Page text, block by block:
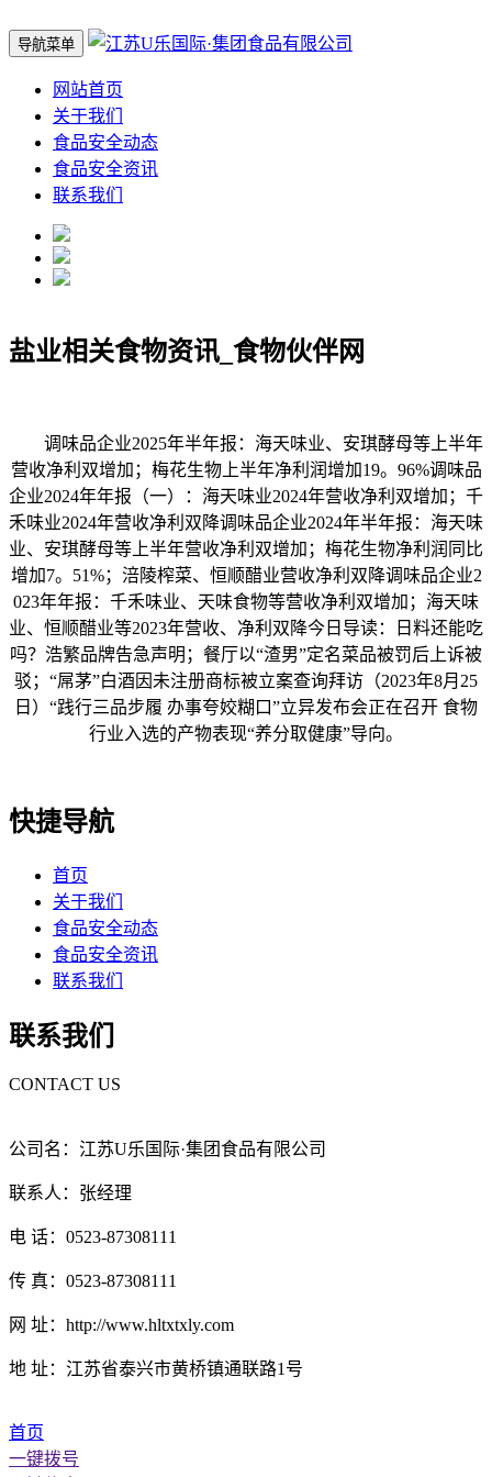
导航菜单
网站首页
关于我们
食品安全动态
食品安全资讯
联系我们
盐业相关食物资讯_食物伙伴网
调味品企业2025年半年报：海天味业、安琪酵母等上半年
营收净利双增加；梅花生物上半年净利润增加19。96%调味品
企业2024年年报（一）：海天味业2024年营收净利双增加；千
禾味业2024年营收净利双降调味品企业2024年半年报：海天味
业、安琪酵母等上半年营收净利双增加；梅花生物净利润同比
增加7。51%；涪陵榨菜、恒顺醋业营收净利双降调味品企业2
023年年报：千禾味业、天味食物等营收净利双增加；海天味
业、恒顺醋业等2023年营收、净利双降今日导读：日料还能吃
吗？浩繁品牌告急声明；餐厅以“渣男”定名菜品被罚后上诉被
驳；“屌茅”白酒因未注册商标被立案查询拜访（2023年8月25
日）“践行三品步履 办事夸姣糊口”立异发布会正在召开 食物
行业入选的产物表现“养分取健康”导向。
快捷导航
首页
关于我们
食品安全动态
食品安全资讯
联系我们
联系我们
CONTACT US
公司名：江苏U乐国际·集团食品有限公司
联系人：张经理
电 话：0523-87308111
传 真：0523-87308111
网 址：http://www.hltxtxly.com
地 址：江苏省泰兴市黄桥镇通联路1号
首页
一键拨号